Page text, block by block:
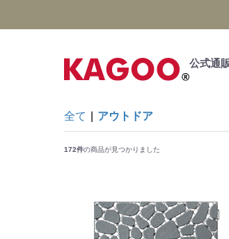
公式通
全て アウトドア
172件の商品が見つかりました